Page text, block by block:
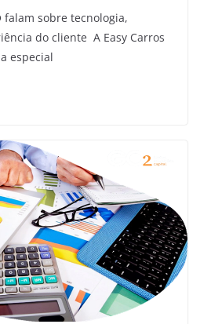
falam sobre tecnologia,
do cliente A Easy Carros
especial